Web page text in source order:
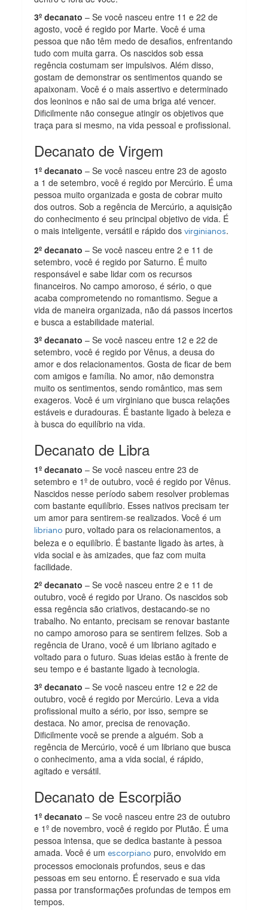
3º decanato – Se você nasceu entre 11 e 22 de
agosto, você é regido por Marte. Você é uma
pessoa que não têm medo de desafios, enfrentando
tudo com muita garra. Os nascidos sob essa
regência costumam ser impulsivos. Além disso,
gostam de demonstrar os sentimentos quando se
apaixonam. Você é o mais assertivo e determinado
dos leoninos e não sai de uma briga até vencer.
Dificilmente não consegue atingir os objetivos que
traça para si mesmo, na vida pessoal e profissional.
Decanato de Virgem
1º decanato – Se você nasceu entre 23 de agosto
a 1 de setembro, você é regido por Mercúrio. É uma
pessoa muito organizada e gosta de cobrar muito
dos outros. Sob a regência de Mercúrio, a aquisição
do conhecimento é seu principal objetivo de vida. É
o mais inteligente, versátil e rápido dosvirginianos.
2º decanato – Se você nasceu entre 2 e 11 de
setembro, você é regido por Saturno. É muito
responsável e sabe lidar com os recursos
financeiros. No campo amoroso, é sério, o que
acaba comprometendo no romantismo. Segue a
vida de maneira organizada, não dá passos incertos
e busca a estabilidade material.
3º decanato – Se você nasceu entre 12 e 22 de
setembro, você é regido por Vênus, a deusa do
amor e dos relacionamentos. Gosta de ficar de bem
com amigos e família. No amor, não demonstra
muito os sentimentos, sendo romântico, mas sem
exageros. Você é um virginiano que busca relações
estáveis e duradouras. É bastante ligado à beleza e
à busca do equilíbrio na vida.
Decanato de Libra
1º decanato – Se você nasceu entre 23 de
setembro e 1º de outubro, você é regido por Vênus.
Nascidos nesse período sabem resolver problemas
com bastante equilíbrio. Esses nativos precisam ter
um amor para sentirem-se realizados. Você é um
libriano puro, voltado para os relacionamentos, a
beleza e o equilíbrio. É bastante ligado às artes, à
vida social e às amizades, que faz com muita
facilidade.
2º decanato – Se você nasceu entre 2 e 11 de
outubro, você é regido por Urano. Os nascidos sob
essa regência são criativos, destacando-se no
trabalho. No entanto, precisam se renovar bastante
no campo amoroso para se sentirem felizes. Sob a
regência de Urano, você é um libriano agitado e
voltado para o futuro. Suas ideias estão à frente de
seu tempo e é bastante ligado à tecnologia.
3º decanato – Se você nasceu entre 12 e 22 de
outubro, você é regido por Mercúrio. Leva a vida
profissional muito a sério, por isso, sempre se
destaca. No amor, precisa de renovação.
Dificilmente você se prende a alguém. Sob a
regência de Mercúrio, você é um libriano que busca
o conhecimento, ama a vida social, é rápido,
agitado e versátil.
Decanato de Escorpião
1º decanato – Se você nasceu entre 23 de outubro
e 1º de novembro, você é regido por Plutão. É uma
pessoa intensa, que se dedica bastante à pessoa
amada. Você é umescorpiano puro, envolvido em
processos emocionais profundos, seus e das
pessoas em seu entorno. É reservado e sua vida
passa por transformações profundas de tempos em
tempos.